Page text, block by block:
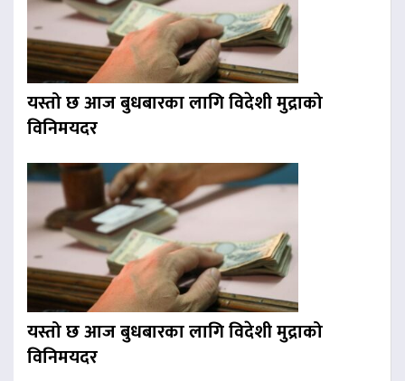
यस्तो छ आज बुधबारका लागि विदेशी मुद्राको
विनिमयदर
यस्तो छ आज बुधबारका लागि विदेशी मुद्राको
विनिमयदर